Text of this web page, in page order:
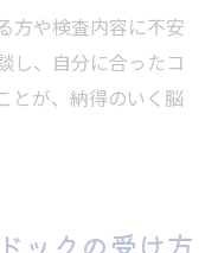
方や検査内容に不安
し、自分に合ったコ
とが、納得のいく脳